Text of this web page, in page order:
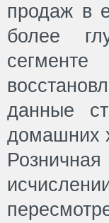
продаж в
более
данные
домашних